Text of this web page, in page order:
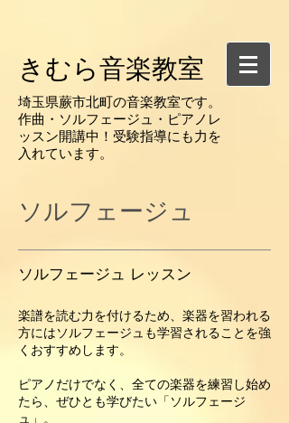
きむら音楽教室
​埼玉県蕨市北町の音楽教室です。
作曲・ソルフェージュ・ピアノレ
ッスン開講中！受験指導にも力を
入れています。
​ソルフェージュ
ソルフェージュ レッスン
楽譜を読む力を付けるため、楽器を習われる
方にはソルフェージュも学習されることを強
くおすすめします。
ピアノだけでなく、全ての楽器を練習し始め
たら、ぜひとも学びたい「ソルフェージ
ュ」。